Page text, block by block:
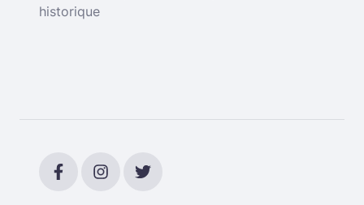
historique